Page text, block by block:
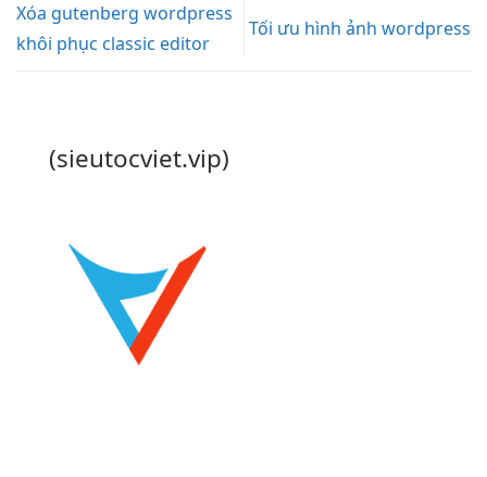
Xóa gutenberg wordpress
khôi phục classic editor
Tối ưu hình ảnh wordpress
(sieutocviet.vip)